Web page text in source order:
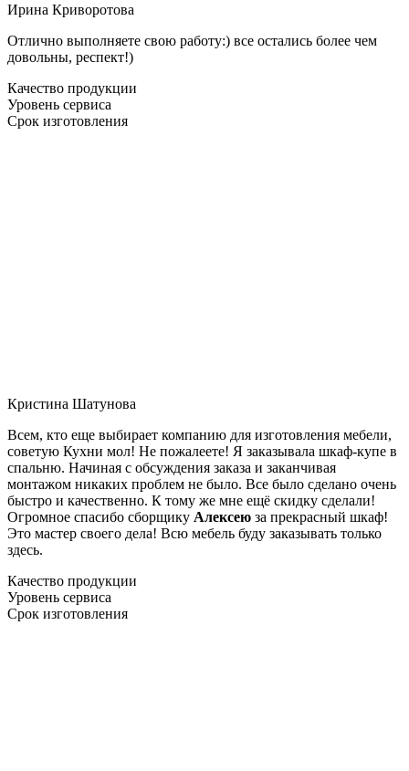
Ирина Криворотова
Отлично выполняете свою работу:) все остались более чем
довольны, респект!)
Качество продукции
Уровень сервиса
Срок изготовления
Кристина Шатунова
Всем, кто еще выбирает компанию для изготовления мебели,
советую Кухни мол! Не пожалеете! Я заказывала шкаф-купе в
спальню. Начиная с обсуждения заказа и заканчивая
монтажом никаких проблем не было. Все было сделано очень
быстро и качественно. К тому же мне ещё скидку сделали!
Огромное спасибо сборщику Алексею за прекрасный шкаф!
Это мастер своего дела! Всю мебель буду заказывать только
здесь.
Качество продукции
Уровень сервиса
Срок изготовления